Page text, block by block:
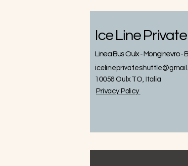
Ice Line
Linea Bus Oulx - Monginevro -
10056 Oulx TO, Italia
Privacy Policy